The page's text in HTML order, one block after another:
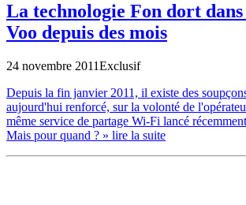
La technologie Fon dort dans
Voo depuis des mois
24 novembre 2011Exclusif
Depuis la fin janvier 2011, il existe des
aujourd'hui renforcé, sur la volonté de
même service de partage Wi-Fi lancé
Mais pour quand ? » lire la suite